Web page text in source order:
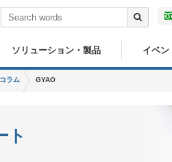
ソリューション・製品 イベン
ラム GYAO
ト